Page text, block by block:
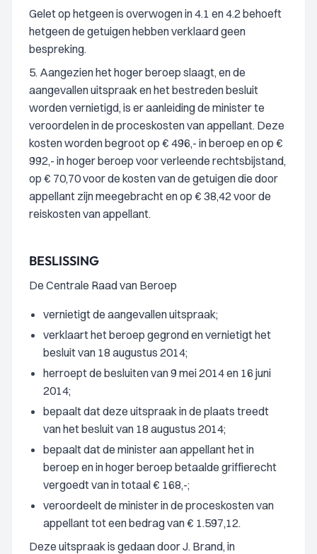
Gelet op hetgeen is overwogen in 4.1 en 4.2 behoeft
hetgeen de getuigen hebben verklaard geen
bespreking.
5. Aangezien het hoger beroep slaagt, en de
aangevallen uitspraak en het bestreden besluit
worden vernietigd, is er aanleiding de minister te
veroordelen in de proceskosten van appellant. Deze
kosten worden begroot op € 496,- in beroep en op €
992,- in hoger beroep voor verleende rechtsbijstand,
op € 70,70 voor de kosten van de getuigen die door
appellant zijn meegebracht en op € 38,42 voor de
reiskosten van appellant.
BESLISSING
De Centrale Raad van Beroep
vernietigt de aangevallen uitspraak;
verklaart het beroep gegrond en vernietigt het
besluit van 18 augustus 2014;
herroept de besluiten van 9 mei 2014 en 16 juni
2014;
bepaalt dat deze uitspraak in de plaats treedt
van het besluit van 18 augustus 2014;
bepaalt dat de minister aan appellant het in
beroep en in hoger beroep betaalde griffierecht
vergoedt van in totaal € 168,-;
veroordeelt de minister in de proceskosten van
appellant tot een bedrag van € 1.597,12.
Deze uitspraak is gedaan door J. Brand, in